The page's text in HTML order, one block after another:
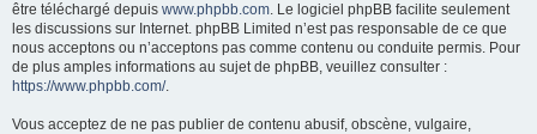
être téléchargé depuis www.phpbb.com. Le logiciel phpBB facilite seulement
les discussions sur Internet. phpBB Limited n’est pas responsable de ce que
nous acceptons ou n’acceptons pas comme contenu ou conduite permis. Pour
de plus amples informations au sujet de phpBB, veuillez consulter :
https://www.phpbb.com/.
Vous acceptez de ne pas publier de contenu abusif, obscène, vulgaire,